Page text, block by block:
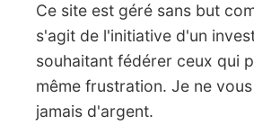
Ce site est géré sans but
s'agit de l'initiative d'un
souhaitant fédérer ceux qui
même frustration. Je ne
jamais d'argent.